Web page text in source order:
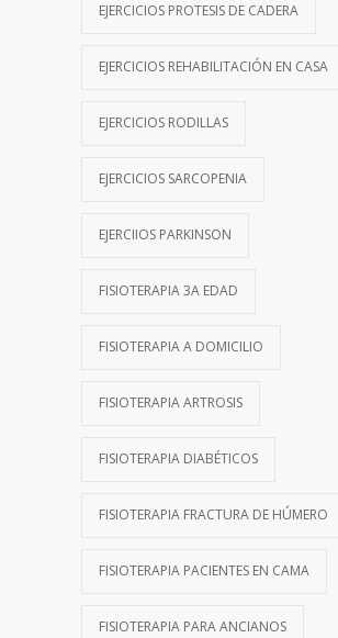
EJERCICIOS PROTESIS DE CADERA
EJERCICIOS REHABILITACIÓN EN CASA
EJERCICIOS RODILLAS
EJERCICIOS SARCOPENIA
EJERCIIOS PARKINSON
FISIOTERAPIA 3A EDAD
FISIOTERAPIA A DOMICILIO
FISIOTERAPIA ARTROSIS
FISIOTERAPIA DIABÉTICOS
FISIOTERAPIA FRACTURA DE HÚMERO
FISIOTERAPIA PACIENTES EN CAMA
FISIOTERAPIA PARA ANCIANOS